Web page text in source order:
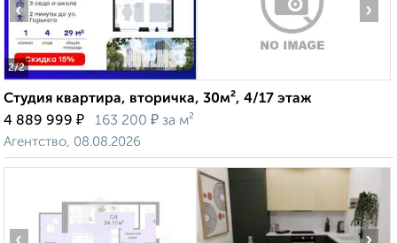
2/2
‹ ›
Студия квартира, вторичка, 30м², 4/17 этаж
4 889 999 ₽ 163 200 ₽ за м²
Агентство, 08.08.2026